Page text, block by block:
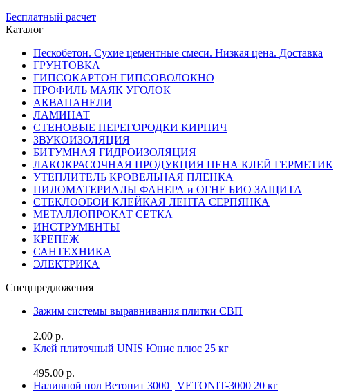
Бесплатный расчет
Каталог
Пескобетон. Сухие цементные смеси. Низкая цена. Доставка
ГРУНТОВКА
ГИПСОКАРТОН ГИПСОВОЛОКНО
ПРОФИЛЬ МАЯК УГОЛОК
АКВАПАНЕЛИ
ЛАМИНАТ
СТЕНОВЫЕ ПЕРЕГОРОДКИ КИРПИЧ
ЗВУКОИЗОЛЯЦИЯ
БИТУМНАЯ ГИДРОИЗОЛЯЦИЯ
ЛАКОКРАСОЧНАЯ ПРОДУКЦИЯ ПЕНА КЛЕЙ ГЕРМЕТИК
УТЕПЛИТЕЛЬ КРОВЕЛЬНАЯ ПЛЕНКА
ПИЛОМАТЕРИАЛЫ ФАНЕРА и ОГНЕ БИО ЗАЩИТА
СТЕКЛООБОИ КЛЕЙКАЯ ЛЕНТА СЕРПЯНКА
МЕТАЛЛОПРОКАТ СЕТКА
ИНСТРУМЕНТЫ
КРЕПЕЖ
САНТЕХНИКА
ЭЛЕКТРИКА
Спецпредложения
Зажим системы выравнивания плитки СВП
2.00 р.
Клей плиточный UNIS Юнис плюс 25 кг
495.00 р.
Наливной пол Ветонит 3000 | VETONIT-3000 20 кг